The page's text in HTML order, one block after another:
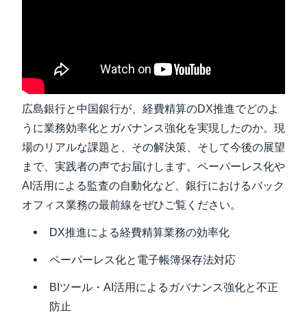
España (Español)
Norway (English)
広島銀行と中国銀行が、経費精算のDX推進でどのよ
うに業務効率化とガバナンス強化を実現したのか。現
場のリアルな課題と、その解決策、そして今後の展望
まで、実践者の声でお届けします。ペーパーレス化や
AI活用による監査の自動化など、銀行におけるバック
オフィス業務の最前線をぜひご覧ください。
DX推進による経費精算業務の効率化
ペーパーレス化と電子帳簿保存法対応
BIツール・AI活用によるガバナンス強化と不正
防止